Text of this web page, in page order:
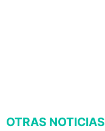
OTRAS NOTICIAS